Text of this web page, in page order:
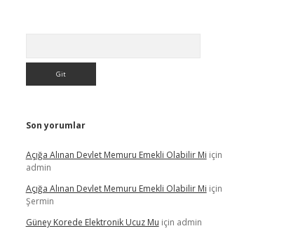
Son yorumlar
Açığa Alınan Devlet Memuru Emekli Olabilir Mi için
admin
Açığa Alınan Devlet Memuru Emekli Olabilir Mi için
Şermin
Güney Korede Elektronik Ucuz Mu için admin